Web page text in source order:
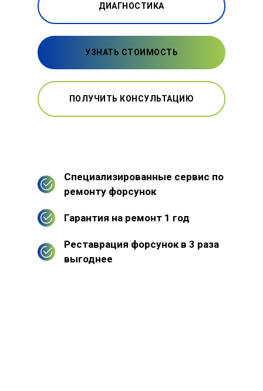
ДИАГНОСТИКА
УЗНАТЬ СТОИМОСТЬ
ПОЛУЧИТЬ КОНСУЛЬТАЦИЮ
Специализированные сервис по
ремонту форсунок
Гарантия на ремонт 1 год
Реставрация форсунок в 3 раза
выгоднее